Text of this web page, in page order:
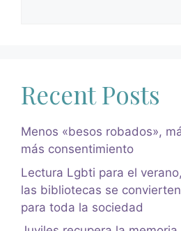
Recent Posts
Menos «besos robados»,
más consentimiento
Lectura Lgbti para el
las bibliotecas se
para toda la sociedad